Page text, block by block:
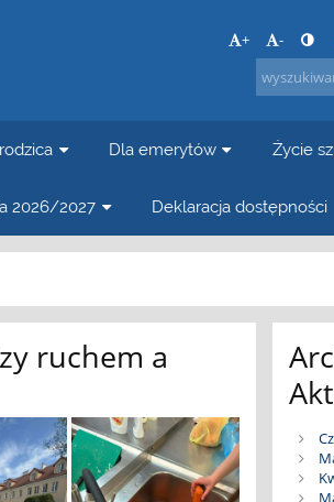
+ -
Dla emerytów Życie
2026/2027 Deklaracja dostępności
ruchem a